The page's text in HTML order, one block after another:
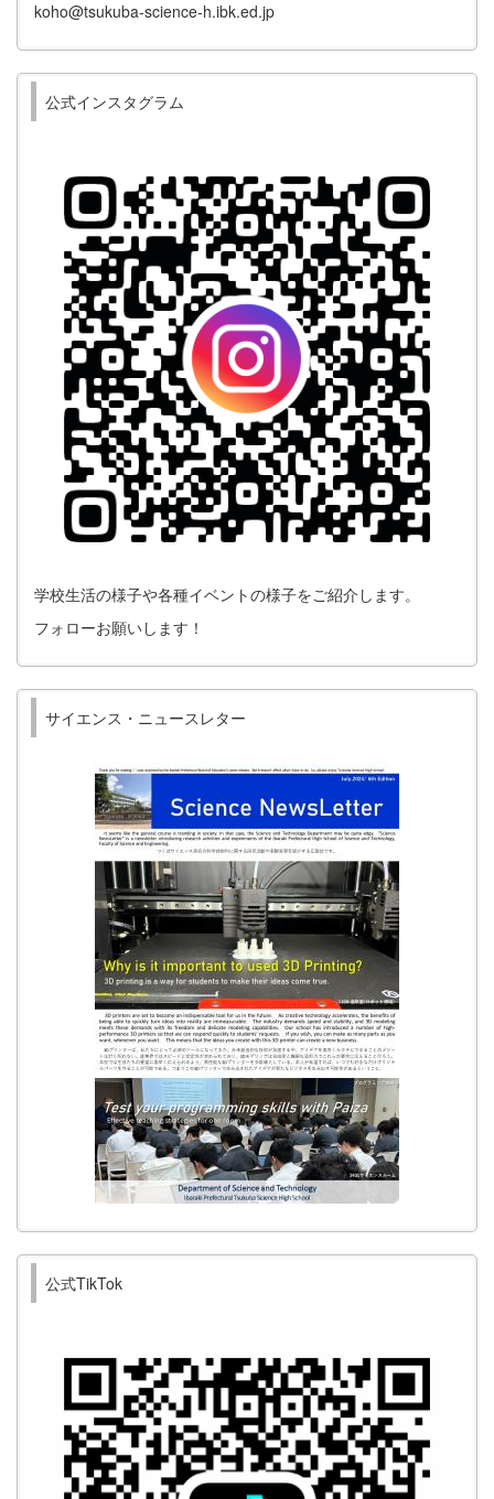
koho@tsukuba-science-h.ibk.ed.jp
公式インスタグラム
学校生活の様子や各種イベントの様子をご紹介します。
フォローお願いします！
サイエンス・ニュースレター
公式TikTok